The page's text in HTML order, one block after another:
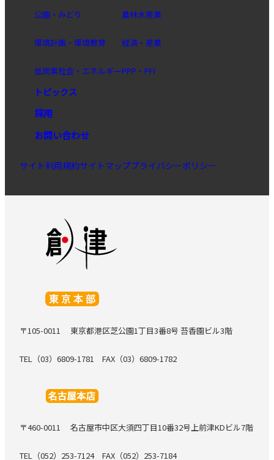
公園・みどり
環境計画・環境教育
低炭素社会・エネルギー
農林水産業
経済・産業
PPP・PFI
トピックス
採用
お問い合わせ
サイト利用規約サイトマッププライバシーポリシー
〒105-0011 東京都港区芝公園1丁目3番8号 苔香園ビル3階
TEL（03）6809-1781 FAX（03）6809-1782
〒460-0011 名古屋市中区大須四丁目10番32号上前津KDビル7階
TEL（052）253-7124 FAX（052）253-7184